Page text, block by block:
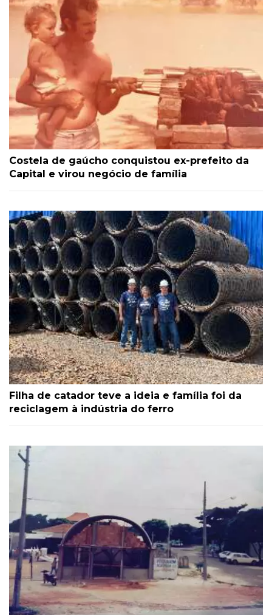
Costela de gaúcho conquistou ex-prefeito da
Capital e virou negócio de família
Filha de catador teve a ideia e família foi da
reciclagem à indústria do ferro